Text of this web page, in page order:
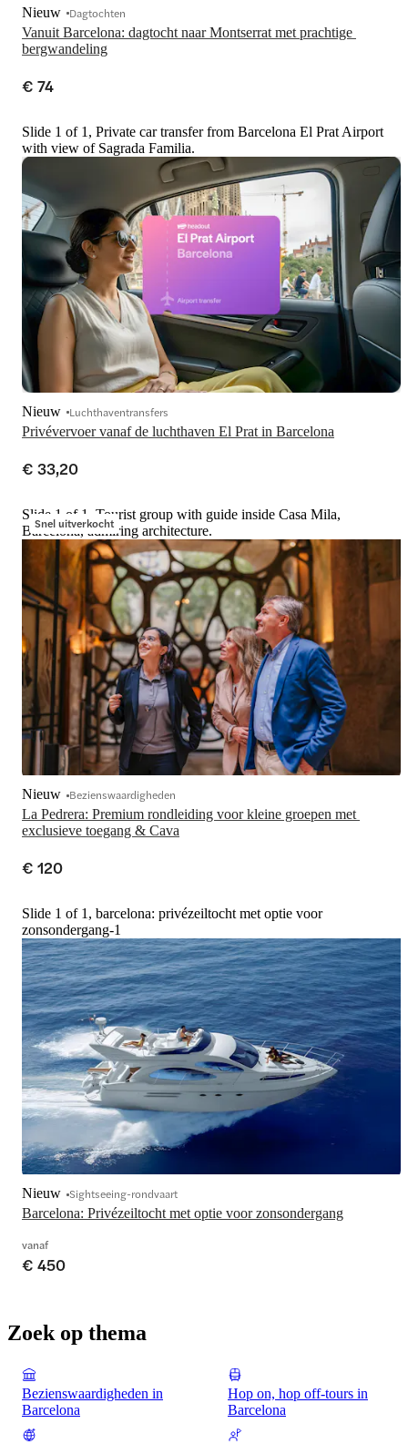
Vanuit Barcelona: dagtocht naar Montserrat met prachtige
Nieuw Dagtochten
€ 74
Slide 1 of 1, Private car transfer from Barcelona El Prat Airport
with view of Sagrada Familia.
Privévervoer vanaf de luchthaven El Prat in Barcelona
Nieuw Luchthaventransfers
€ 33,20
Snel uitverkocht
Slide 1 of 1, Tourist group with guide inside Casa Mila,
Barcelona, admiring architecture.
La Pedrera: Premium rondleiding voor kleine groepen met
exclusieve toegang & Cava
Nieuw Bezienswaardigheden
€ 120
Slide 1 of 1, barcelona: privézeiltocht met optie voor
zonsondergang-1
Barcelona: Privézeiltocht met optie voor zonsondergang
Nieuw Sightseeing-rondvaart
vanaf
€ 450
Zoek op thema
Bezienswaardigheden in
Barcelona
Hop on, hop off-tours in
Barcelona